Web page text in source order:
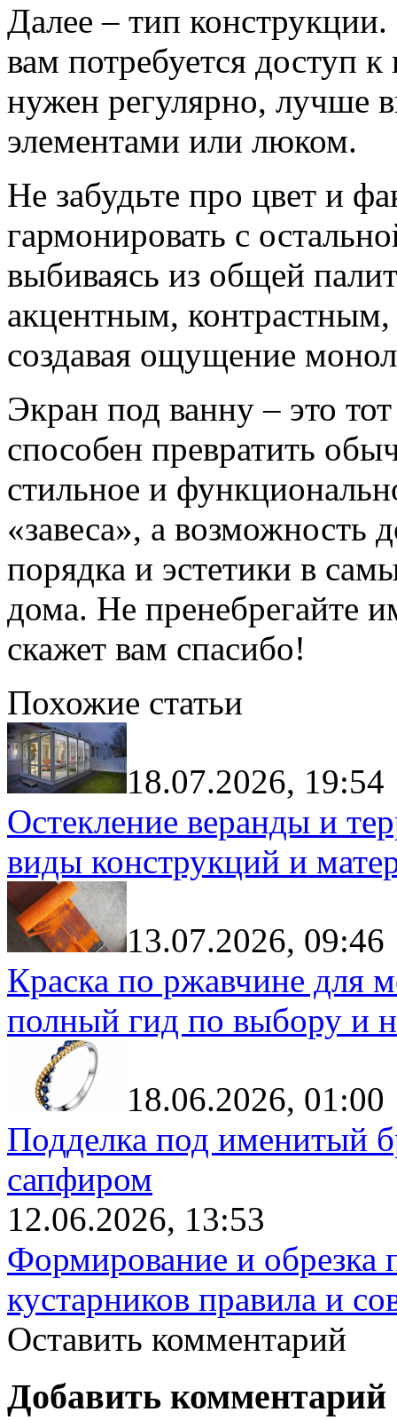
Далее – тип
вам потребуется доступ
нужен регулярно, лучше
элементами или люком.
Не забудьте про цвет и
гармонировать с
выбиваясь из общей
акцентным,
создавая ощущение
Экран под ванну – это
способен превратить
стильное и
«завеса», а возможность
порядка и эстетики в
дома. Не пренебрегайте
скажет вам спасибо!
Похожие статьи
18.07.2026, 19:54
Остекление веранды и
виды конструкций и
13.07.2026, 09:46
Краска по ржавчине для
полный гид по выбору и
18.06.2026, 01:00
Подделка под именитый
сапфиром
12.06.2026, 13:53
Формирование и обрезка
кустарников правила и
Оставить комментарий
Добавить комментарий